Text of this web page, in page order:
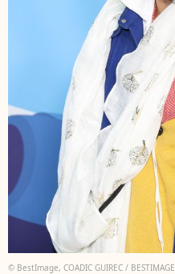
© BestImage, COADIC GUIREC / BESTIMAGE